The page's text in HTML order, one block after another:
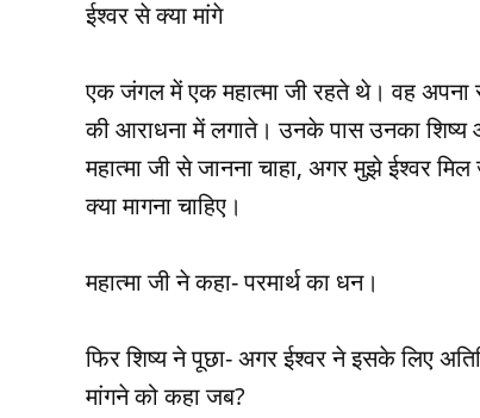
ईश्‍वर से क्या मांगे
एक जंगल में एक महात्‍मा जी रहते थे। वह अपना
की आराधना में लगाते। उनके पास उनका
महात्‍मा जी से जानना चाहा, अगर मुझे ईश्‍वर
क्‍या मागना चाहिए।
महात्‍मा जी ने कहा- परमार्थ का धन।
फिर शिष्‍य ने पूछा- अगर ईश्‍वर ने इसके लिए
मांगने को कहा जब?